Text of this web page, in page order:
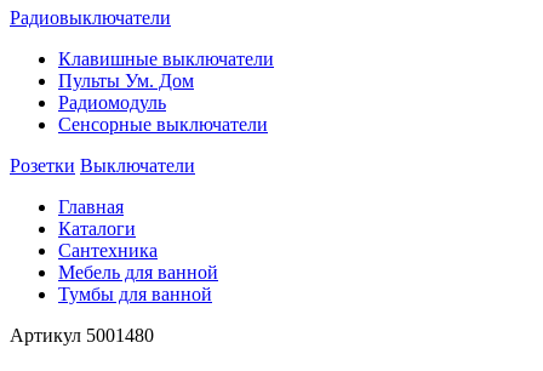
Радиовыключатели
Клавишные выключатели
Пульты Ум. Дом
Радиомодуль
Сенсорные выключатели
Розетки Выключатели
Главная
Каталоги
Сантехника
Мебель для ванной
Тумбы для ванной
Артикул 5001480